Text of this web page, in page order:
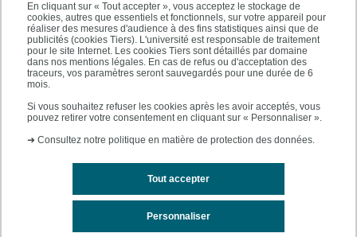
En cliquant sur « Tout accepter », vous acceptez le stockage de
cookies, autres que essentiels et fonctionnels, sur votre appareil pour
réaliser des mesures d'audience à des fins statistiques ainsi que de
publicités (cookies Tiers). L'université est responsable de traitement
pour le site Internet. Les cookies Tiers sont détaillés par domaine
dans nos mentions légales. En cas de refus ou d'acceptation des
traceurs, vos paramètres seront sauvegardés pour une durée de 6
mois.
Si vous souhaitez refuser les cookies après les avoir acceptés, vous
pouvez retirer votre consentement en cliquant sur « Personnaliser ».
➜ Consultez notre politique en matière de protection des données.
Tout accepter
Personnaliser
SUIVEZ-NOUS
Contacts
Plan du site